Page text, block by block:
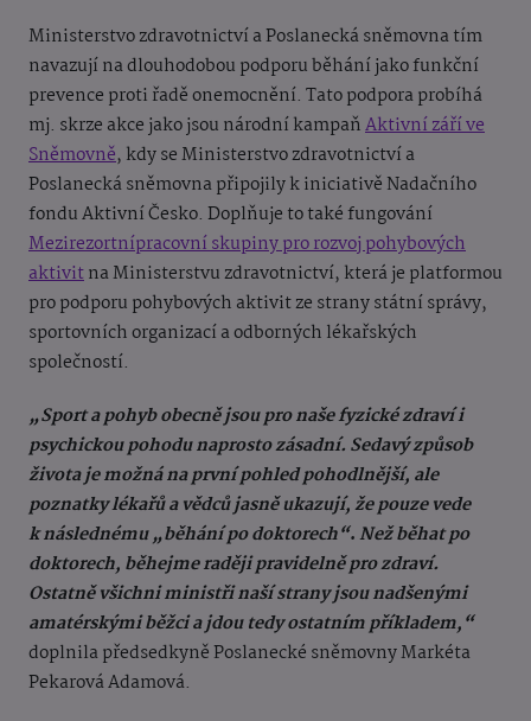
Ministerstvo zdravotnictví a Poslanecká sněmovna tím
navazují na dlouhodobou podporu běhání jako funkční
prevence proti řadě onemocnění. Tato podpora probíhá
mj. skrze akce jako jsou národní kampaňAktivní září ve
Sněmovně, kdy se Ministerstvo zdravotnictví a
Poslanecká sněmovna připojily k iniciativě Nadačního
fondu Aktivní Česko. Doplňuje to také fungování
Mezirezortnípracovní skupiny pro rozvoj pohybových
aktivitna Ministerstvu zdravotnictví, která je platformou
pro podporu pohybových aktivit ze strany státní správy,
sportovních organizací a odborných lékařských
společností.
„Sport a pohyb obecně jsou pro naše fyzické zdraví i
psychickou pohodu naprosto zásadní. Sedavý způsob
života je možná na první pohled pohodlnější, ale
poznatky lékařů a vědců jasně ukazují, že pouze vede
k následnému „běhání po doktorech“.Než běhat po
doktorech, běhejme raději pravidelně pro zdraví.
Ostatně všichni ministři naší strany jsou nadšenými
amatérskými běžci a jdou tedy ostatním příkladem,“
doplnila předsedkyně Poslanecké sněmovny Markéta
Pekarová Adamová.